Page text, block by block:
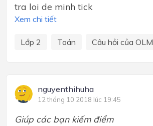
tra loi de minh tick
Xem chi tiết
Lớp 2 Toán Câu hỏi của OLM
nguyenthihuha
12 tháng 10 2018 lúc 19:45
Giúp các bạn kiếm điểm